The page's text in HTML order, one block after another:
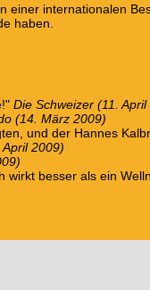
einer internationalen
haben.
Die Schweizer (11. April
(14. März 2009)
und der Hannes
2009)
wirkt besser als ein